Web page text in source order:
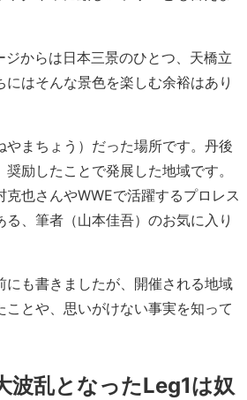
からは日本三景のひとつ、天橋立
にはそんな景色を楽しむ余裕はあり
まちょう）だった場所です。丹後
励したことで発展した地域です。
也さんやWWEで活躍するプロレス
、筆者（山本佳吾）のお気に入り
も書きましたが、開催される地域
とや、思いがけない事実を知って
波乱となったLeg1は奴